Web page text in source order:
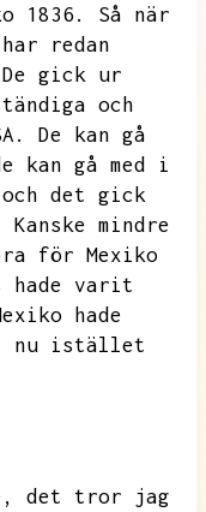
1836.
Så när
redan
De gick ur
och
De kan gå
kan gå med i
det gick
Kanske mindre
för Mexiko
hade varit
hade
nu istället
det tror jag